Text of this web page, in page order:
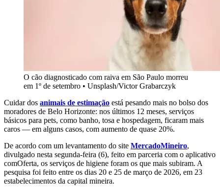
O cão diagnosticado com raiva em São Paulo morreu
em 1º de setembro • Unsplash/Victor Grabarczyk
Cuidar dos animais de estimação está pesando mais no bolso dos
moradores de Belo Horizonte: nos últimos 12 meses, serviços
básicos para pets, como banho, tosa e hospedagem, ficaram mais
caros — em alguns casos, com aumento de quase 20%.
De acordo com um levantamento do site MercadoMineiro,
divulgado nesta segunda-feira (6), feito em parceria com o aplicativo
comOferta, os serviços de higiene foram os que mais subiram. A
pesquisa foi feito entre os dias 20 e 25 de março de 2026, em 23
estabelecimentos da capital mineira.